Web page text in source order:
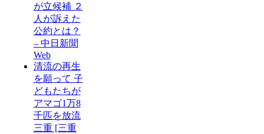
が立候補 ２
人が訴えた
公約とは？
– 中日新聞
Web
清流の再生
を願って 子
どもたちが
アマゴ1万8
千匹を放流
三重 [三重